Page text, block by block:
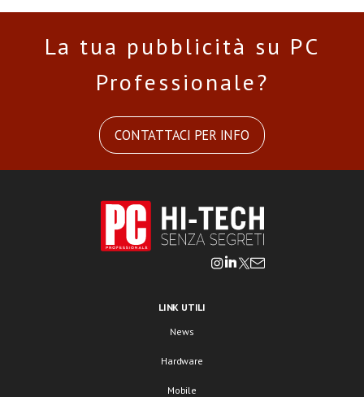
La tua pubblicità su PC
Professionale?
CONTATTACI PER INFO
LINK UTILI
News
Hardware
Mobile